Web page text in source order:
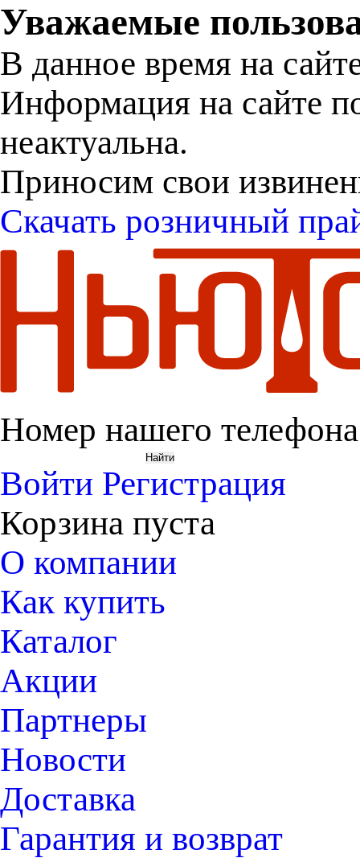
Уважаемые
В данное время на
Информация на сайте
неактуальна.
Приносим свои
Скачать розничный
Номер нашего
Войти Регистрация
Корзина пуста
О компании
Как купить
Каталог
Акции
Партнеры
Новости
Доставка
Гарантия и возврат